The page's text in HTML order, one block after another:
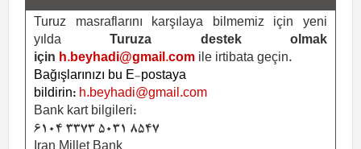
Turuz masraflarını karşılaya bilmemiz için yeni
yılda
Turuza destek olmak
için h.beyhadi@gmail.com ile irtibata geçin.
Bağışlarınızı bu E-postaya
bildirin: h.beyhadi@gmail.com
Bank kart bilgileri:
6104 3373 5031 8547